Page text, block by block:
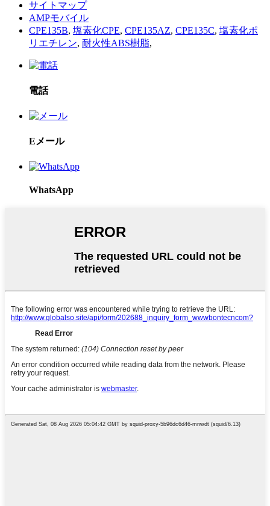
サイトマップ
AMPモバイル
CPE135B, 塩素化CPE, CPE135AZ, CPE135C, 塩素化ポ
リエチレン, 耐火性ABS樹脂,
電話
Eメール
WhatsApp